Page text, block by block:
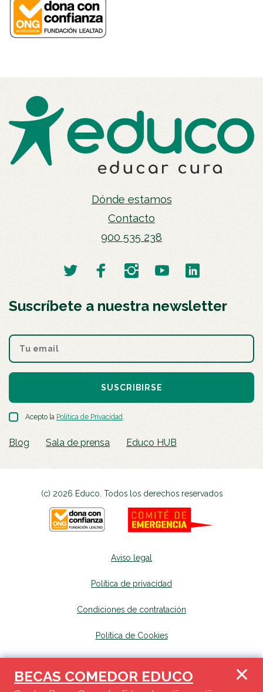
BECAS COMEDOR EDUCO
Dónde estamos
Contacto
900 535 238
Suscríbete a nuestra newsletter
SUSCRIBIRSE
Acepto la Política de Privacidad.
Blog Sala de prensa Educo HUB
(c) 2026 Educo. Todos los derechos reservados
Aviso legal
Política de privacidad
Condiciones de contratación
Política de Cookies